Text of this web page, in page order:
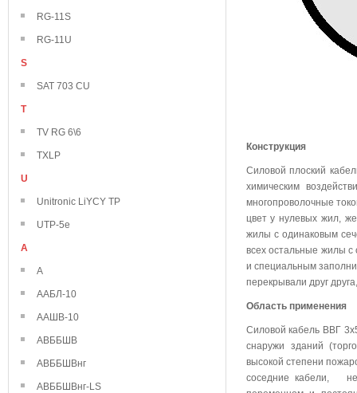
RG-11S
RG-11U
S
SAT 703 CU
T
TV RG 6\6
TXLP
U
Unitronic LiYCY TP
UTP-5e
А
А
ААБЛ-10
ААШВ-10
АВББШВ
АВББШВнг
АВББШВнг-LS
Конструкция
Силовой плоский
химическим
многопроволочные
цвет у нулевых жил,
жилы с одинаковым
всех остальные жилы с
и специальным
перекрывали друг
Область применения
Силовой кабель ВВГ
снаружи зданий
высокой степени
соседние кабели, не